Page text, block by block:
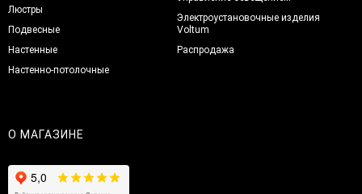
Люстры
Подвесные
Настенные
Настенно-потолочные
Электроустановочные изделия
Voltum
Распродажа
О МАГАЗИНЕ